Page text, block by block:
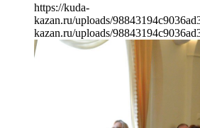
https://kuda-
kazan.ru/uploads/
kazan.ru/uploads/